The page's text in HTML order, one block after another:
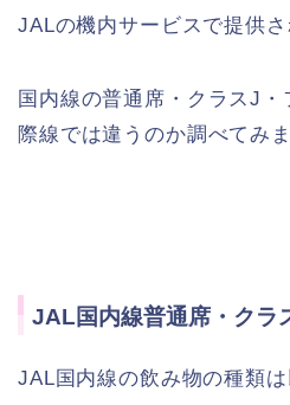
JALの機内サービスで提供
国内線の普通席・クラスJ・
際線では違うのか調べてみま
JAL国内線普通席・クラ
JAL国内線の飲み物の種類は